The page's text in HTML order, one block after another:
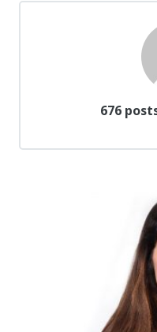
Громадські приймальні
676